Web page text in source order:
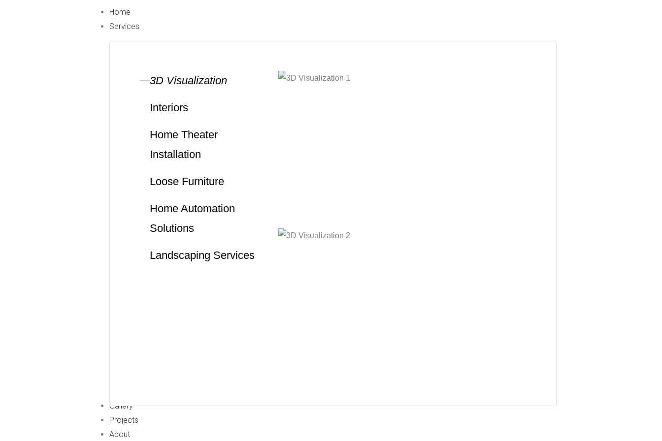
Home
Services
3D Visualization
Interiors
Home Theater
Installation
Loose Furniture
Home Automation
Solutions
Landscaping Services
Gallery
Projects
About